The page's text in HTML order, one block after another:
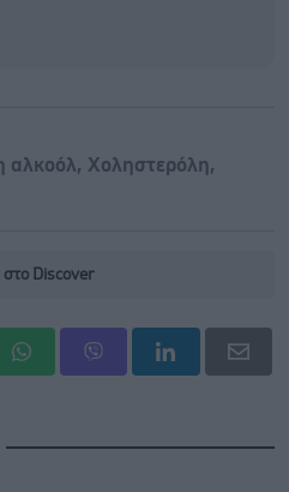
αλκοόλ, Χοληστερόλη,
Discover